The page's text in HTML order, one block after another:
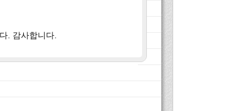
. 감사합니다.